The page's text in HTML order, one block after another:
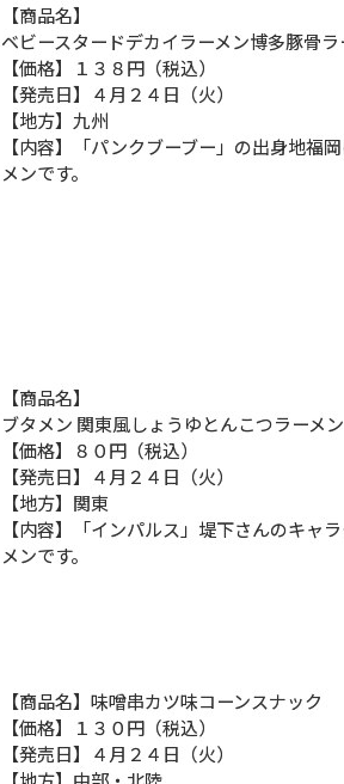
【商品名】
ベビースタードデカイラーメン博多豚骨ラ
【価格】１３８円（税込）
【発売日】４月２４日（火）
【地方】九州
【内容】「パンクブーブー」の出身地福
メンです。
【商品名】
ブタメン 関東風しょうゆとんこつラーメン
【価格】８０円（税込）
【発売日】４月２４日（火）
【地方】関東
【内容】「インパルス」堤下さんのキャ
メンです。
【商品名】味噌串カツ味コーンスナック
【価格】１３０円（税込）
【発売日】４月２４日（火）